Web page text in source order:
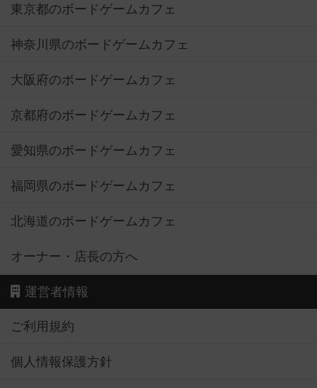
東京都のボードゲームカフェ
神奈川県のボードゲームカフェ
大阪府のボードゲームカフェ
京都府のボードゲームカフェ
愛知県のボードゲームカフェ
福岡県のボードゲームカフェ
北海道のボードゲームカフェ
オーナー・店長の方へ
運営者情報
ご利用規約
個人情報保護方針